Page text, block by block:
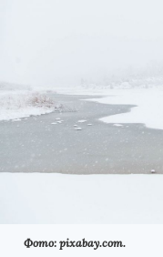
Фото: pixabay.com.